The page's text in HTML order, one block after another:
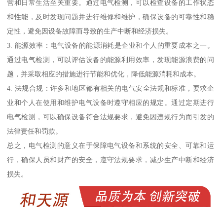
营和日常生活至关重要。通过电气检测，可以检查设备的工作状态
和性能，及时发现问题并进行维修和维护，确保设备的可靠性和稳
定性，避免因设备故障而导致的生产中断和经济损失。
3. 能源效率：电气设备的能源消耗是企业和个人的重要成本之一。
通过电气检测，可以评估设备的能源利用效率，发现能源浪费的问
题，并采取相应的措施进行节能和优化，降低能源消耗和成本。
4. 法规合规：许多和地区都有相关的电气安全法规和标准，要求企
业和个人在使用和维护电气设备时遵守相应的规定。通过定期进行
电气检测，可以确保设备符合法规要求，避免因违规行为而引发的
法律责任和罚款。
总之，电气检测的意义在于保障电气设备和系统的安全、可靠和运
行，确保人员和财产的安全，遵守法规要求，减少生产中断和经济
损失。